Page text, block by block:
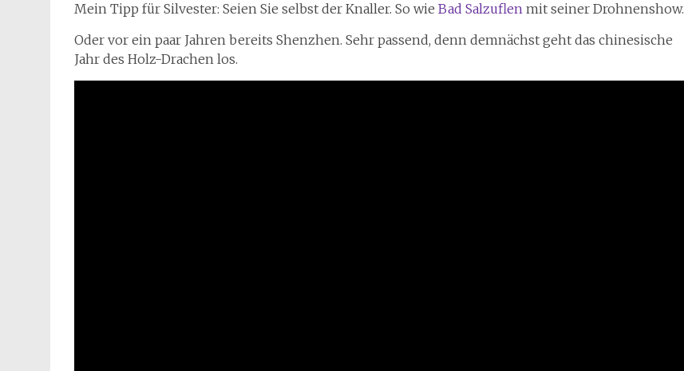
Mein Tipp für Silvester: Seien Sie selbst der Knaller. So wie Bad Salzuflen mit seiner Drohnenshow.
Oder vor ein paar Jahren bereits Shenzhen. Sehr passend, denn demnächst geht das chinesische
Jahr des Holz-Drachen los.